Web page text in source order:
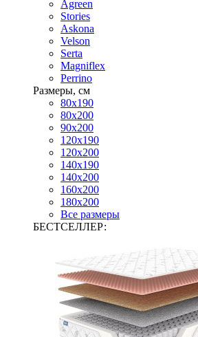
Agreen
Stories
Askona
Velson
Serta
Magniflex
Perrino
Размеры, см
80х190
80х200
90х200
120х190
120х200
140х190
140х200
160х200
180х200
Все размеры
БЕСТСЕЛЛЕР: